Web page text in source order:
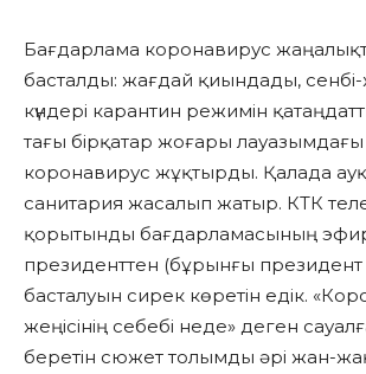
Бағдарлама коронавирус
басталды: жағдай қиындады, сенбі-
күндері карантин режимін
тағы бірқатар жоғары
коронавирус жұқтырды. Қалада
санитария жасалып жатыр. КТК
қорытынды бағдарламасының
президенттен (бұрынғы президент
басталуын сирек көретін едік.
жеңісінің себебі неде» деген
беретін сюжет толымды әрі жан-